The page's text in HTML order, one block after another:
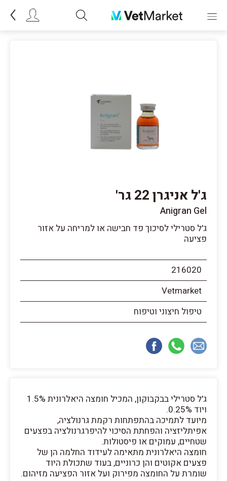
ג'ל אניגרן 22 גר'
Anigran Gel
ג'ל סטרילי לסיכוך פד חבישה או למריחה על אזור
פציעה
216020
Vetmarket
טיפול חיצוני וטיפוח
ג'ל סטרילי בבקבוקון, המכיל חומצה היאלרונית 1.5%
ויוד 0.25%.
מיועד לתמיכה בהתפתחות רקמת גרנולציה,
אפיתליזציה והפחתת הסיכוי להיפרגרנולציה בפצעים
שטחיים, עמוקים או פיסטולות.
חומצה היאלרונית מתאימה לעידוד החלמה הן של
פצעים אקוטים והן כרוניים, בעוד שתכולת היוד
שומרת על החומצה מפירוק ועל אזור הפציעה מזיהום.